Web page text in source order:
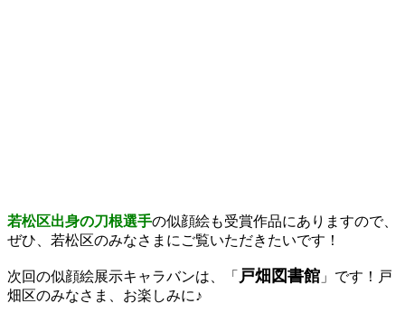
若松区出身の刀根選手の似顔絵も受賞作品にありますので、
ぜひ、若松区のみなさまにご覧いただきたいです！
次回の似顔絵展示キャラバンは、「 戸畑図書館 」です！戸
畑区のみなさま、お楽しみに♪